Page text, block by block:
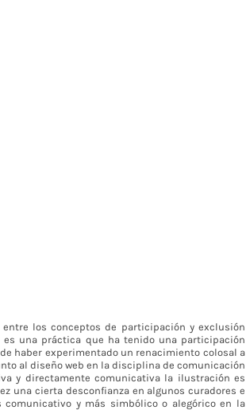
los conceptos de participación y exclusión
una práctica que ha tenido una participación
haber experimentado un renacimiento colosal a
al diseño web en la disciplina de comunicación
y directamente comunicativa la ilustración es
una cierta desconfianza en algunos curadores e
y más simbólico o alegórico en la